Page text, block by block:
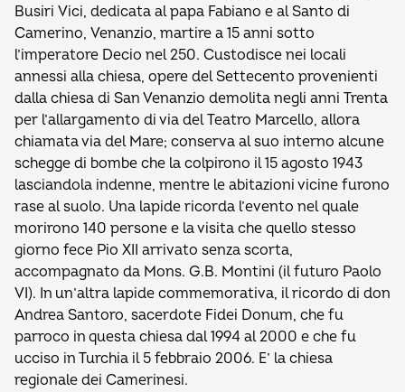
Busiri Vici, dedicata al papa Fabiano e al Santo di
Camerino, Venanzio, martire a 15 anni sotto
l’imperatore Decio nel 250. Custodisce nei locali
annessi alla chiesa, opere del Settecento provenienti
dalla chiesa di San Venanzio demolita negli anni Trenta
per l’allargamento di via del Teatro Marcello, allora
chiamata via del Mare; conserva al suo interno alcune
schegge di bombe che la colpirono il 15 agosto 1943
lasciandola indenne, mentre le abitazioni vicine furono
rase al suolo. Una lapide ricorda l’evento nel quale
morirono 140 persone e la visita che quello stesso
giorno fece Pio XII arrivato senza scorta,
accompagnato da Mons. G.B. Montini (il futuro Paolo
VI). In un’altra lapide commemorativa, il ricordo di don
Andrea Santoro, sacerdote Fidei Donum, che fu
parroco in questa chiesa dal 1994 al 2000 e che fu
ucciso in Turchia il 5 febbraio 2006. E’ la chiesa
regionale dei Camerinesi.